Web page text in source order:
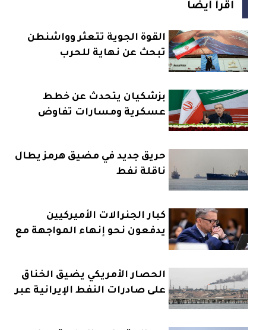
اقرأ أيضاً
القوة الجوية تتعثر وواشنطن
تبحث عن نهاية للحرب
بزشكيان يتحدث عن خطط
عسكرية ومسارات تفاوض
حريق جديد في مضيق هرمز يطال
ناقلة نفط
كبار الجنرالات الأميركيين
يدفعون نحو إنهاء المواجهة مع
الحصار الأمريكي يضيق الخناق
على صادرات النفط الإيرانية عبر